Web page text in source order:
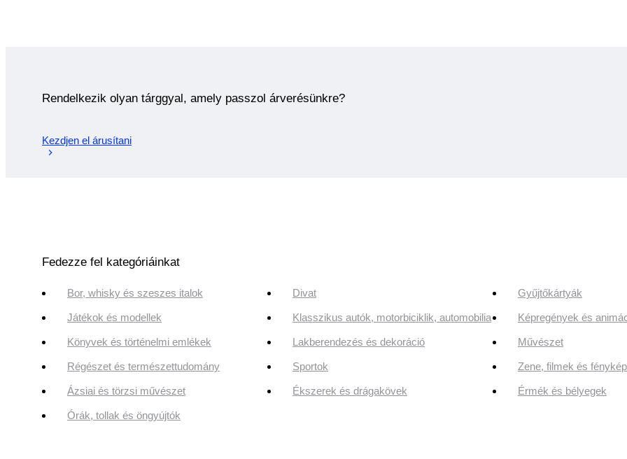
Rendelkezik olyan tárggyal, amely passzol árverésünkre?
Kezdjen el árusítani
Fedezze fel kategóriáinkat
Bor, whisky és szeszes italok Divat Gyűjtőkártyák
Játékok és modellek Klasszikus autók, motorbiciklik, automobilia Képregények és
Könyvek és történelmi emlékek Lakberendezés és dekoráció Művészet
Régészet és természettudomány Sportok Zene, filmek és
Ázsiai és törzsi művészet Ékszerek és drágakövek Érmék és bélyegek
Órák, tollak és öngyújtók